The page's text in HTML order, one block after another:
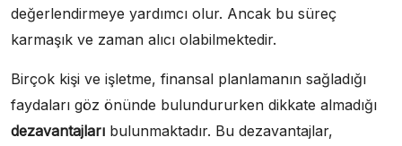
değerlendirmeye yardımcı olur. Ancak bu süreç
karmaşık ve zaman alıcı olabilmektedir.
Birçok kişi ve işletme, finansal planlamanın sağladığı
faydaları göz önünde bulundururken dikkate almadığı
dezavantajları bulunmaktadır. Bu dezavantajlar,